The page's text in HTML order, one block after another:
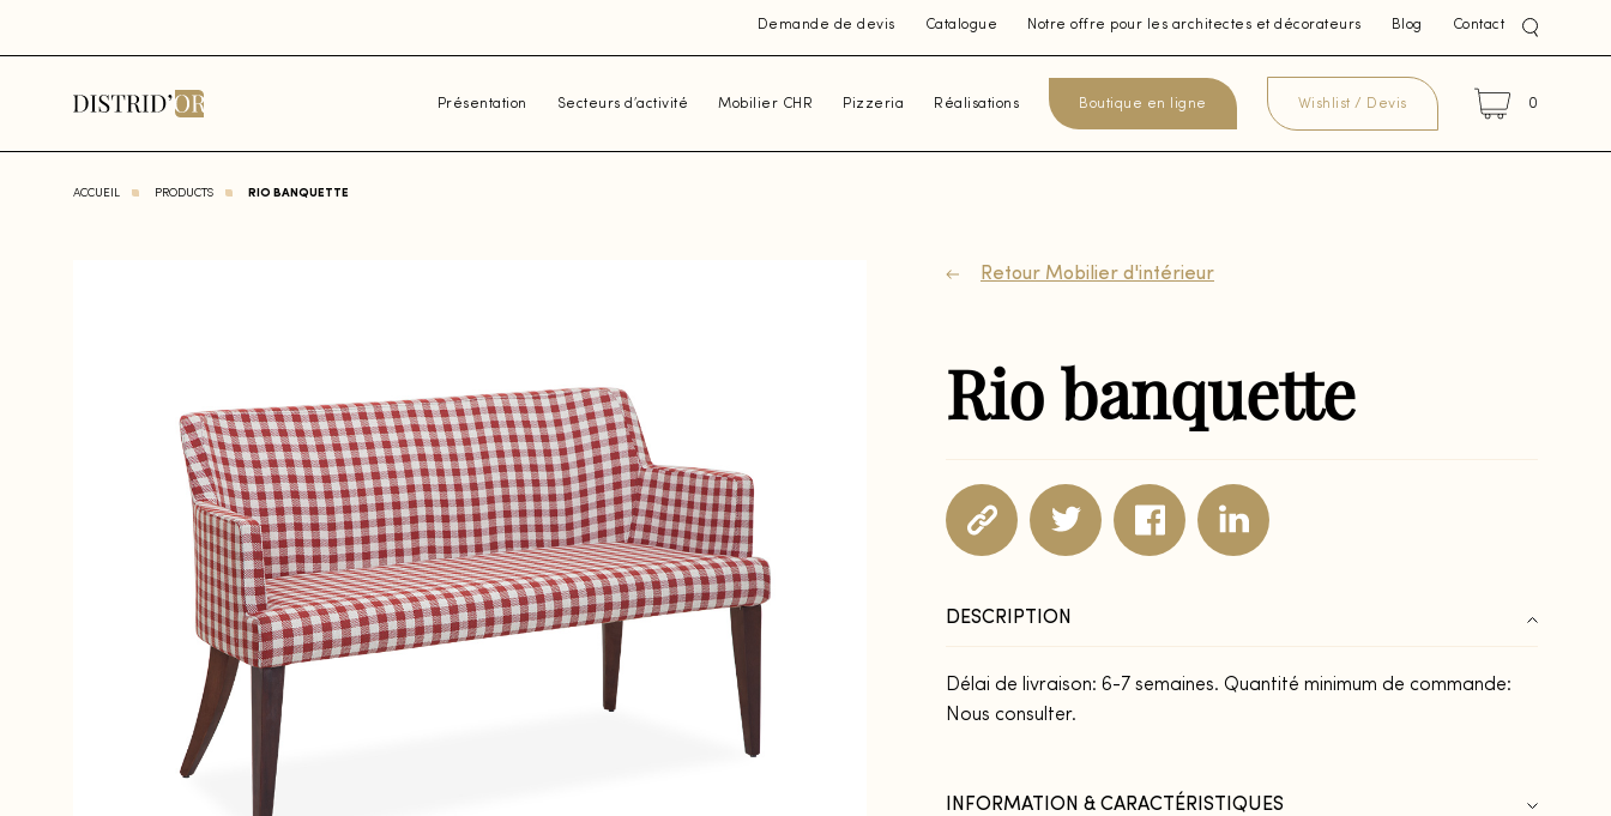
Demande de devis Catalogue Notre offre pour les architectes et décorateurs Blog Contact
Présentation Secteurs d’activité Mobilier CHR Pizzeria Réalisations Boutique en ligne Wishlist / Devis 0
ACCUEIL PRODUCTS RIO BANQUETTE
Retour Mobilier d'intérieur
Rio banquette
DESCRIPTION
Délai de livraison: 6-7 semaines. Quantité minimum de commande:
Nous consulter.
INFORMATION & CARACTÉRISTIQUES